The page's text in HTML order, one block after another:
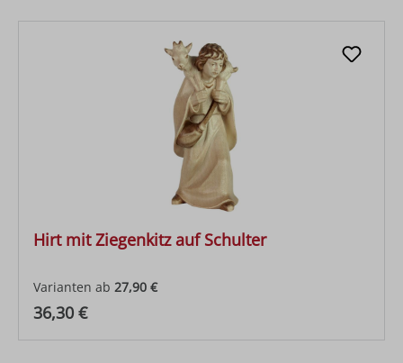
Hirt mit Ziegenkitz auf Schulter
Varianten ab 27,90 €
Regulärer Preis:
36,30 €